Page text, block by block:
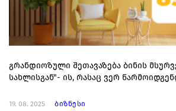
გრანდიოზული შეთავაზება ბინის
სახლისგან"- ის, რასაც ვერ
19. 08. 2025 ბიზნესი